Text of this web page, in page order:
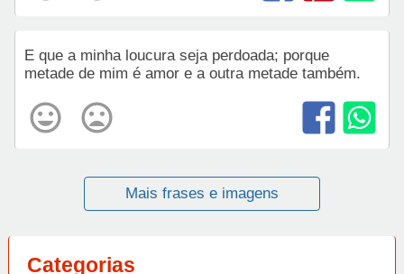
E que a minha loucura seja perdoada; porque
metade de mim é amor e a outra metade também.
Mais frases e imagens
Categorias